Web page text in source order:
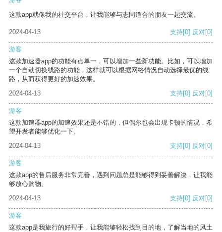
这款app就像我的社交平台，让我能够与志同道合的朋友一起交流。
2024-04-13 支持[0] 反对[0]
游客
这款加速器app的功能有点单一，可以增加一些新功能。比如，可以增加
一个自动切换线路的功能，这样就可以根据网络情况自动选择最优的线
路，从而获得更好的加速效果。
2024-04-13
支持[0] 反对[0]
游客
这款加速器app的加速效果还是不错的，但偶尔也会出现卡顿的情况，希
望开发者能够优化一下。
2024-04-13
支持[0] 反对[0]
游客
这款app的售后服务非常完善，遇到问题总是能够得到妥善解决，让我能
够放心购物。
2024-04-13
支持[0] 反对[0]
游客
这款app是我旅行的好帮手，让我能够轻松找到目的地，了解当地的风土